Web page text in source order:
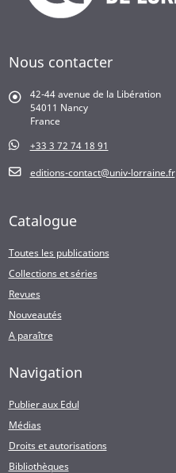
Nous contacter
42-44 avenue de la Libération
54011 Nancy
France
+33 3 72 74 18 91
editions-contact@univ-lorraine.fr
Catalogue
Toutes les publications
Collections et séries
Revues
Nouveautés
A paraître
Navigation
Publier aux Edul
Médias
Droits et autorisations
Bibliothèques